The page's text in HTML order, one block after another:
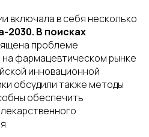
включала в себя несколько
2030. В поисках
проблеме
фармацевтическом рынке
инновационной
обсудили также методы
обеспечить